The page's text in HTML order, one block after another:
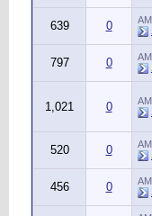
0
639
0
797
0
1,021
0
520
0
456